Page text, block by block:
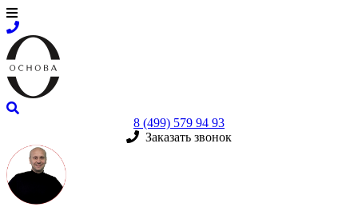
8 (499) 579 94 93
Заказать звонок